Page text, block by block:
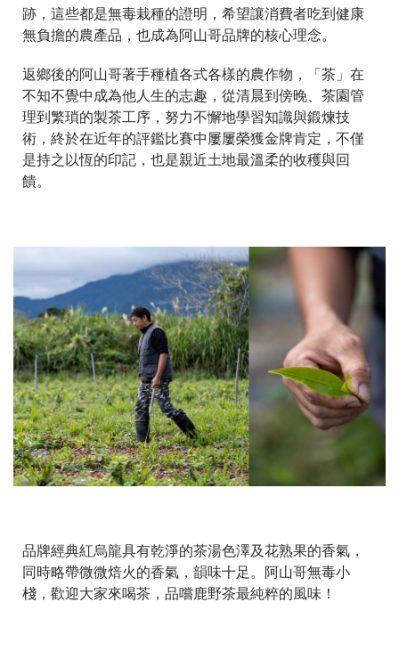
跡，這些都是無毒栽種的證明，希望讓消費者吃到健康
無負擔的農產品，也成為阿山哥品牌的核心理念。
返鄉後的阿山哥著手種植各式各樣的農作物，「茶」在
不知不覺中成為他人生的志趣，從清晨到傍晚、茶園管
理到繁瑣的製茶工序，努力不懈地學習知識與鍛煉技
術，終於在近年的評鑑比賽中屢屢榮獲金牌肯定，不僅
是持之以恆的印記，也是親近土地最溫柔的收穫與回
饋。
品牌經典紅烏龍具有乾淨的茶湯色澤及花熟果的香氣，
同時略帶微微焙火的香氣，韻味十足。阿山哥無毒小
棧，歡迎大家來喝茶，品嚐鹿野茶最純粹的風味！